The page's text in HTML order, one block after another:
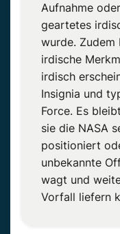
Aufnahme
geartetes
wurde. Zudem
irdische
irdisch
Insignia und
Force. Es
sie die NASA
positioniert
unbekannte
wagt und
Vorfall liefern